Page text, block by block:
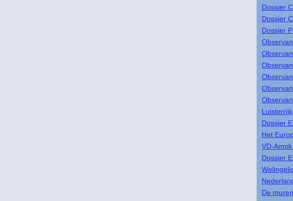
Dossier
Dossier
Dossier
Dossier
Het
VD-
Dossier
De